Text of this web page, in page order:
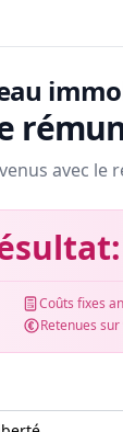
avec le
Coûts fixes
Retenues